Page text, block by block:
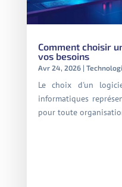
Comment choisir
vos besoins
Avr 24, 2026|
Le choix d'un
informatiques
pour toute